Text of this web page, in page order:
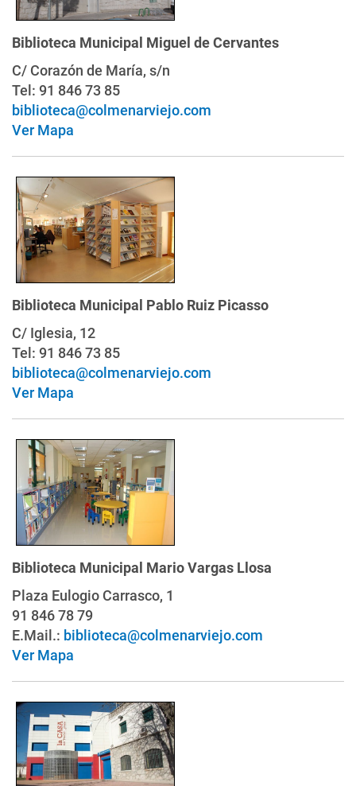
Biblioteca Municipal Miguel de Cervantes
C/ Corazón de María, s/n
Tel: 91 846 73 85
biblioteca@colmenarviejo.com
Ver Mapa
Biblioteca Municipal Pablo Ruiz Picasso
C/ Iglesia, 12
Tel: 91 846 73 85
biblioteca@colmenarviejo.com
Ver Mapa
Biblioteca Municipal Mario Vargas Llosa
Plaza Eulogio Carrasco, 1
91 846 78 79
E.Mail.: biblioteca@colmenarviejo.com
Ver Mapa